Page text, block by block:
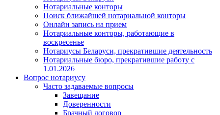
Нотариальные конторы
Поиск ближайшей нотариальной конторы
Онлайн запись на прием
Нотариальные конторы, работающие в
воскресенье
Нотариусы Беларуси, прекратившие деятельность
Нотариальные бюро, прекратившие работу с
1.01.2026
Вопрос нотариусу
Часто задаваемые вопросы
Завещание
Доверенности
Брачный договор